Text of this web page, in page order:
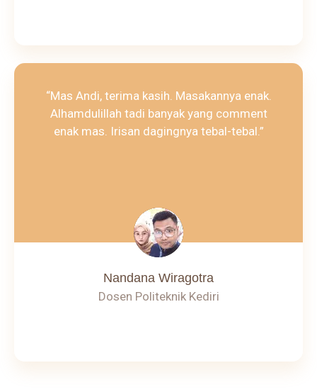
“Mas Andi, terima kasih. Masakannya enak.
Alhamdulillah tadi banyak yang comment
enak mas. Irisan dagingnya tebal-tebal.”
Nandana Wiragotra
Dosen Politeknik Kediri